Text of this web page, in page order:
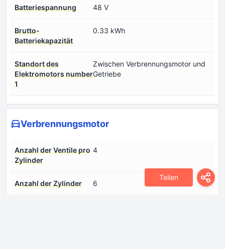
Teilen
Batteriespannung 48 V
Brutto-
Batteriekapazität
0.33 kWh
Standort des
Elektromotors number
1
Zwischen Verbrennungsmotor und
Getriebe
Verbrennungsmotor
Anzahl der Ventile pro
Zylinder
4
Anzahl der Zylinder 6